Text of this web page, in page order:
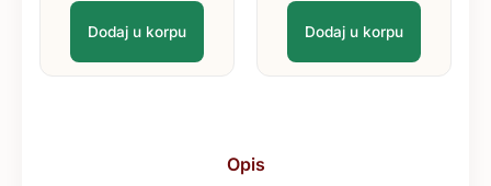
Dodaj u korpu Dodaj u korpu
Opis